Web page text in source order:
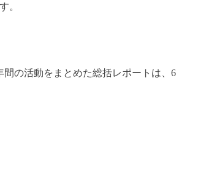
。
の活動をまとめた総括レポートは、6